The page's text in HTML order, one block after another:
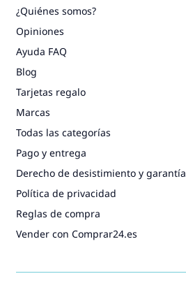
¿Quiénes somos?
Opiniones
Ayuda FAQ
Blog
Tarjetas regalo
Marcas
Todas las categorías
Pago y entrega
Derecho de desistimiento y garantía
Política de privacidad
Reglas de compra
Vender con Comprar24.es